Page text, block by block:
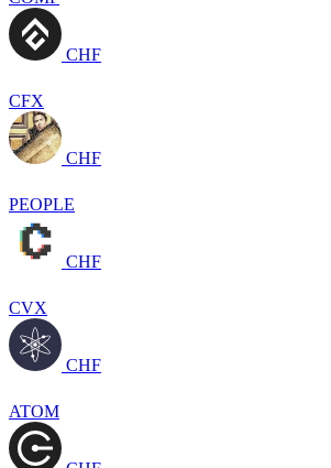
CHF
CFX
CHF
PEOPLE
CHF
CVX
CHF
ATOM